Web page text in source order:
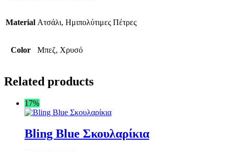
Material Ατσάλι, Ημιπολύτιμες Πέτρες
Color Μπεζ, Χρυσό
Related products
17%
Bling Blue Σκουλαρίκια